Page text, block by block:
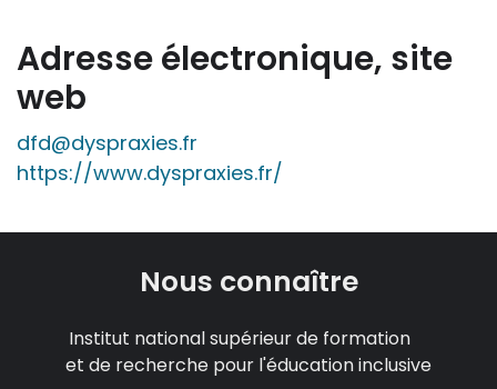
évidemment dans l’impossibilité de les
apprécier in abstracto.
Adresse électronique, site
web
dfd@dyspraxies.fr
https://www.dyspraxies.fr/
Nous connaître
Institut national supérieur de formation
et de recherche pour l'éducation inclusive